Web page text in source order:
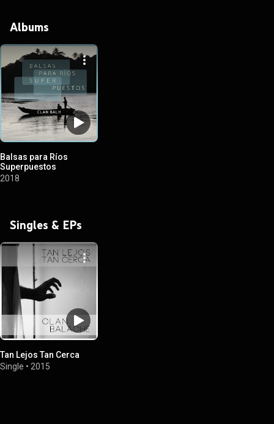
Albums
Balsas para Ríos
Superpuestos
2018
Singles & EPs
Tan Lejos Tan Cerca
Single • 2015